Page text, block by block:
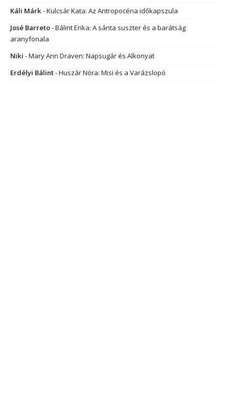
Káli Márk-Kulcsár Kata: Az Antropocéna időkapszula
José Barreto-Bálint Erika: A sánta suszter és a barátság
aranyfonala
Niki -Mary Ann Draven: Napsugár és Alkonyat
Erdélyi Bálint-Huszár Nóra: Misi és a Varázslopó